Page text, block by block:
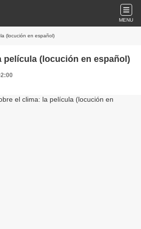
MENU
(locución en español)
película (locución en español)